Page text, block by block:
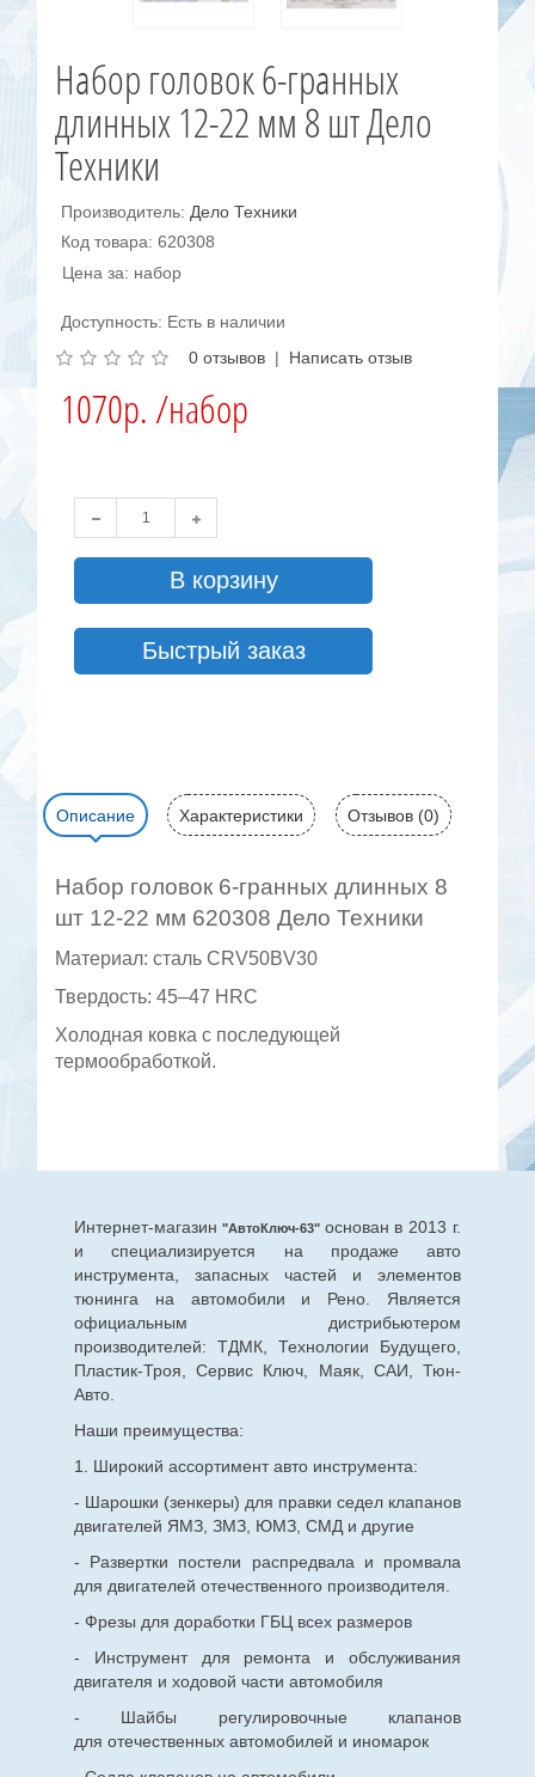
Набор головок 6-гранных
длинных 12-22 мм 8 шт Дело
Техники
Производитель: Дело Техники
Код товара: 620308
Цена за: набор
Доступность: Есть в наличии
0 отзывов | Написать отзыв
1070р. /набор
В корзину
Быстрый заказ
Описание Характеристики Отзывов (0)
Набор головок 6-гранных длинных 8
шт 12-22 мм 620308 Дело Техники
Материал: сталь CRV50BV30
Твердость: 45–47 HRC
Холодная ковка с последующей
термообработкой.
Интернет-магазин "АвтоКлюч-63" основан в 2013 г.
и специализируется на продаже авто
инструмента, запасных частей и элементов
тюнинга на автомобили и Рено. Является
официальным дистрибьютером
производителей: ТДМК, Технологии Будущего,
Пластик-Троя, Сервис Ключ, Маяк, САИ, Тюн-
Авто.
Наши преимущества:
1. Широкий ассортимент авто инструмента:
- Шарошки (зенкеры) для правки седел клапанов
двигателей ЯМЗ, ЗМЗ, ЮМЗ, СМД и другие
- Развертки постели распредвала и промвала
для двигателей отечественного производителя.
- Фрезы для доработки ГБЦ всех размеров
- Инструмент для ремонта и обслуживания
двигателя и ходовой части автомобиля
- Шайбы регулировочные клапанов
для отечественныхавтомобилей и иномарок